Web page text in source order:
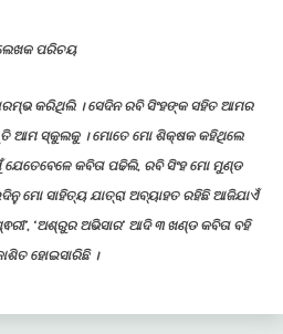
ପରିଚୟ
କରିଥିଲି । ସେଦିନ ରବି ସିଂହଙ୍କ ସହିତ ଆମର
ଆମ ସ୍କୁଲକୁ । ମୋତେ ମୋ ଶିକ୍ଷକ କହିଥିଲେ
କବିତା ପଢିଲି, ରବି ସିଂହ ମୋ ମୁଣ୍ଡ
ମୋ ସାହିତ୍ୟ ଯାତ୍ରା ଅବ୍ୟାହତ ରହିଛି ଆଜିଯାଏଁ
‘ଅଶ୍ରୁର ଅଭିସାର’ ଆଦି ୩ ଖଣ୍ଡ କବିତା ବହି
ହୋଇସାରିଛି ।